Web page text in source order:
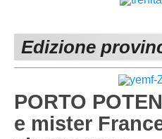
MACERATA
ECCELLENZA
1^ CATEGORIA
NAZIONALI
REGIONALI
Edizione
PORTO
e mister